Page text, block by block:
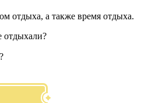
отдыха, а также время отдыха.
отдыхали?